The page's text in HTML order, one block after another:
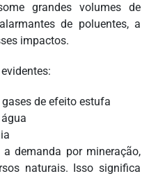
grandes volumes de
de poluentes, a
impactos.
de efeito estufa
demanda por mineração,
naturais. Isso significa